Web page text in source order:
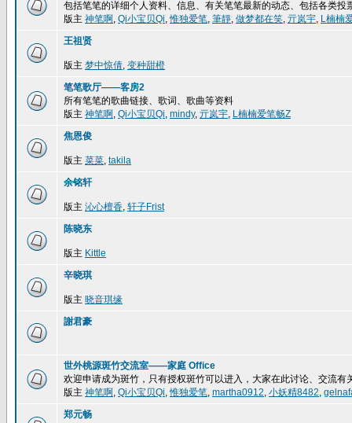
包括笔笔的详细个人资料、信息、有关笔笔最新的动态、包括各类
版主 神笔啊, Qi小宝贝Qi,惟独爱笔, 筆靜, 做梦都在笑, 亓岚宇, L楠楠
王祖贤
版主 梦中惊倩, 变种甜橙
笔笔歌厅——客房2
所有笔笔的歌曲链接、歌词、歌曲等资料
版主 神笔啊, Qi小宝贝Qi, mindy, 亓岚宇, L楠楠爱笔畅Z
焦恩俊
版主 菜菜, takila
余铭轩
版主 沁心檀香, 轩子Frist
陈晓东
版主 Kittle
辛晓琪
版主 晓音琪缘
謝君豪
世外桃源斑竹交流室——家庭 Office
欢迎申请成为斑竹，只有授权斑竹可以进入，大家在此讨论、交流有
版主 神笔啊, Qi小宝贝Qi,惟独爱笔, martha0912, 小妖精8482,
郑元畅